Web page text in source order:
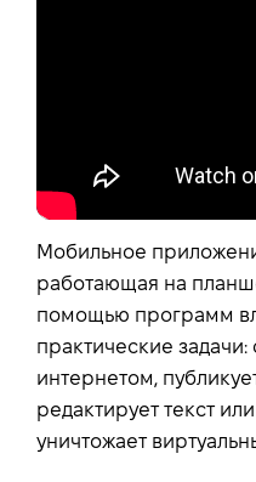
Мобильное
работающая на
помощью программ
практические задачи:
интернетом,
редактирует текст
уничтожает